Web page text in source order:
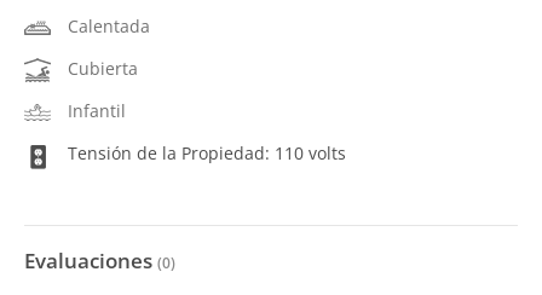
Calentada
Cubierta
Infantil
Tensión de la Propiedad: 110 volts
Evaluaciones (0)